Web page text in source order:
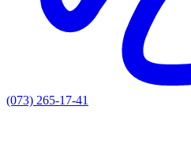
(073) 265-17-41